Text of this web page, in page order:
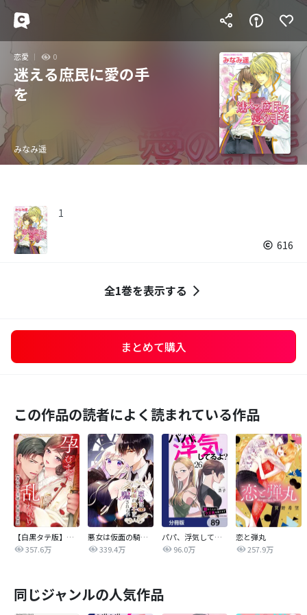
恋愛 0
迷える庶民に愛の手
を
みなみ遥
1
616
全1巻を表示する
まとめて購入
この作品の読者によく読まれている作品
【白黒タテ版】孕むまで乱れいけ～身代わり花嫁と軍服の猛愛
357.6万
悪女は仮面の騎士に騙されない
339.4万
パパ、浮気してるよ？娘と二人でクズ夫を捨てます【分冊版】
96.0万
恋と弾丸
257.9万
同じジャンルの人気作品